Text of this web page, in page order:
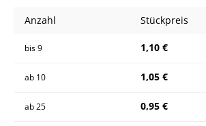
Anzahl Stückpreis
bis9 1,10 €
ab 10 1,05 €
ab25 0,95 €